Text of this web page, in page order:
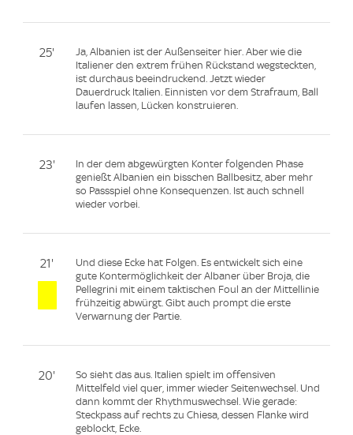
25'
Ja, Albanien ist der Außenseiter hier. Aber wie die
Italiener den extrem frühen Rückstand wegsteckten,
ist durchaus beeindruckend. Jetzt wieder
Dauerdruck Italien. Einnisten vor dem Strafraum, Ball
laufen lassen, Lücken konstruieren.
23'
In der dem abgewürgten Konter folgenden Phase
genießt Albanien ein bisschen Ballbesitz, aber mehr
so Passspiel ohne Konsequenzen. Ist auch schnell
wieder vorbei.
21'
Und diese Ecke hat Folgen. Es entwickelt sich eine
gute Kontermöglichkeit der Albaner über Broja, die
Pellegrini mit einem taktischen Foul an der Mittellinie
frühzeitig abwürgt. Gibt auch prompt die erste
Verwarnung der Partie.
20'
So sieht das aus. Italien spielt im offensiven
Mittelfeld viel quer, immer wieder Seitenwechsel. Und
dann kommt der Rhythmuswechsel. Wie gerade:
Steckpass auf rechts zu Chiesa, dessen Flanke wird
geblockt, Ecke.